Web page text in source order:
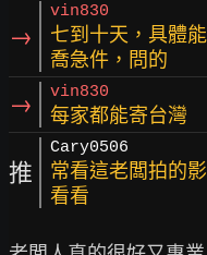
→
vin830
七到十天，具體
喬急件，問的
→ vin830
每家都能寄台灣
推
Cary0506
常看這老闆拍的
看看